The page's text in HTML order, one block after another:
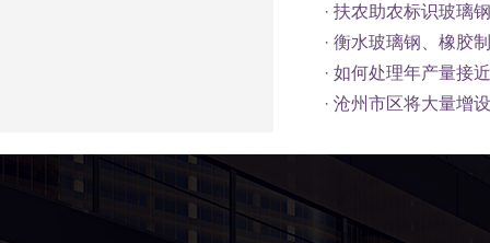
· 扶农助农标识玻璃
· 衡水玻璃钢、橡胶
· 如何处理年产量接
· 沧州市区将大量增